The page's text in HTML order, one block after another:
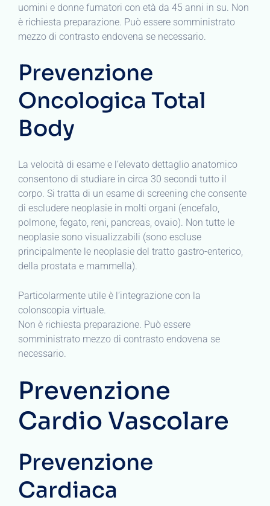
uomini e donne fumatori con età da 45 anni in su. Non
è richiesta preparazione. Può essere somministrato
mezzo di contrasto endovena se necessario.
Prevenzione
Oncologica Total
Body
La velocità di esame e l’elevato dettaglio anatomico
consentono di studiare in circa 30 secondi tutto il
corpo. Si tratta di un esame di screening che consente
di escludere neoplasie in molti organi (encefalo,
polmone, fegato, reni, pancreas, ovaio). Non tutte le
neoplasie sono visualizzabili (sono escluse
principalmente le neoplasie del tratto gastro-enterico,
della prostata e mammella).
Particolarmente utile è l’integrazione con la
colonscopia virtuale.
Non è richiesta preparazione. Può essere
somministrato mezzo di contrasto endovena se
necessario.
Prevenzione
Cardio Vascolare
Prevenzione
Cardiaca